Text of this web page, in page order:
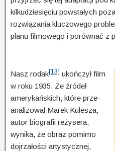
kilkudziesięciu powstałych
rozwiązania kluczowego
planu filmowego i porównać z
Nasz rodak[13] ukończył film
w roku 1935. Ze źródeł
amerykańskich, które prze­
ana­lizował Marek Kulesza,
autor biografii reżysera,
wynika, że obraz pomimo
dojrzałości artystycznej,